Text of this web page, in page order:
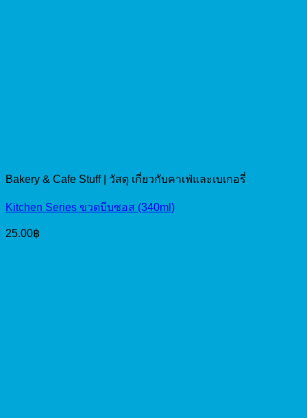
Bakery & Cafe Stuff | วัสดุ เกี่ยวกับคาเฟ่และเบเกอรี่
Kitchen Series ขวดบีบซอส (340ml)
25.00฿